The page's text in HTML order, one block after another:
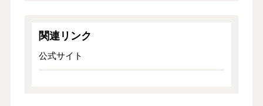
関連リンク
公式サイト